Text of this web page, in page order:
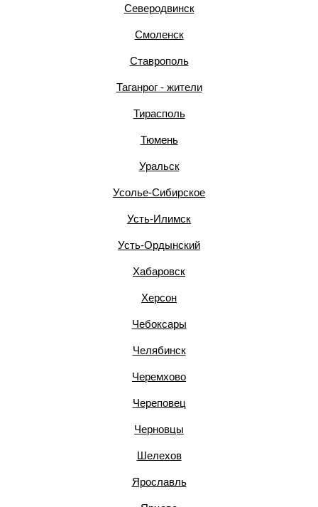
Северодвинск
Смоленск
Ставрополь
Таганрог - жители
Тирасполь
Тюмень
Уральск
Усолье-Сибирское
Усть-Илимск
Усть-Ордынский
Хабаровск
Херсон
Чебоксары
Челябинск
Черемхово
Череповец
Черновцы
Шелехов
Ярославль